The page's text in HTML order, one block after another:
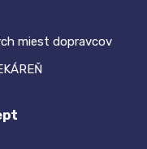
miest dopravcov